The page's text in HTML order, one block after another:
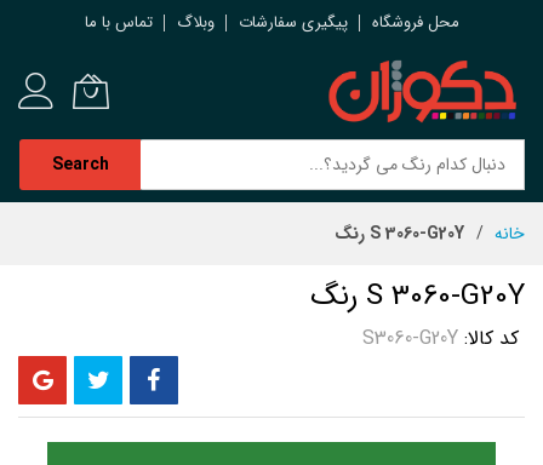
محل فروشگاه پیگیری سفارشات وبلاگ تماس با ما
Search
خانه S 3060-G20Y رنگ
S 3060-G20Y رنگ
کد کالا S3060-G20Y